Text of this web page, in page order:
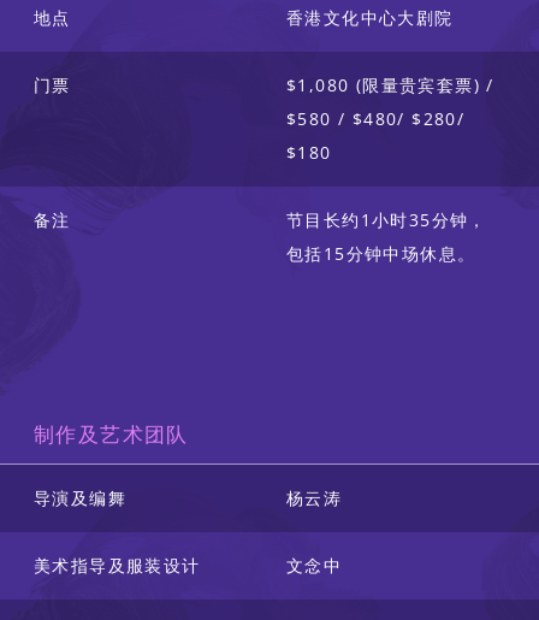
地点 香港文化中心大剧院
门票
$1,080 (限量贵宾套票) /
$580 / $480/ $280/
$180
备注
节目长约1小时35分钟，
包括15分钟中场休息。
制作及艺术团队
导演及编舞 杨云涛
美术指导及服装设计 文念中